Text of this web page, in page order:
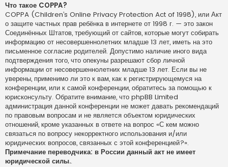
Что такое COPPA?
COPPA (Children’s Online Privacy Protection Act of 1998), или Акт
о защите частных прав ребёнка в интернете от 1998 г. — это закон
Соединённых Штатов, требующий от сайтов, которые могут собирать
информацию от несовершеннолетних младше 13 лет, иметь на это
письменное согласие родителей. Допустимо наличие иного вида
подтверждения того, что опекуны разрешают сбор личной
информации от несовершеннолетних младше 13 лет. Если вы не
уверены, применимо ли это к вам, как к регистрирующемуся на
конференции, или к самой конференции, обратитесь за помощью к
юрисконсульту. Обратите внимание, что phpBB Limited
администрация данной конференции не может давать рекомендаций
по правовым вопросам и не является объектом юридических
отношений, кроме указанных в ответе на вопрос «С кем можно
связаться по вопросу некорректного использования и/или
юридических вопросов, связанных с этой конференцией?».
Примечание переводчика: в России данный акт не имеет
юридической силы..